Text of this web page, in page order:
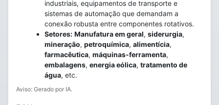
industriais, equipamentos de transporte e
sistemas de automação que demandam a
conexão robusta entre componentes rotativos.
Setores: Manufatura em geral, siderurgia,
mineração, petroquímica, alimentícia,
farmacêutica, máquinas-ferramenta,
embalagens, energia eólica, tratamento de
água, etc.
Aviso: Gerado por IA.